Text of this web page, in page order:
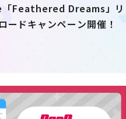
Feathered Dreams」リ
ードキャンペーン開催！